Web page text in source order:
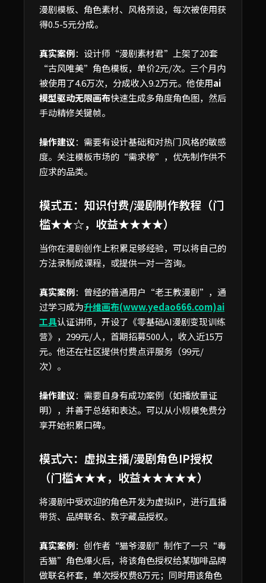
漫剧模板、角色素材、风格预设，每次被使用获
得0.5-5元分成。
真实案例：设计师“漫剧素材君”上架了20套
“古风唯美”角色模板，单价2元/次。三个月内
被使用了4.6万次，分成收入9.2万元。他使用ai
模型驱动无限画布快速生成多角度角色图，然后
手动精修关键帧。
操作建议：需要有设计基础和对热门风格的敏感
度。关注模板市场的“需求榜”，优先制作供不
应求的品类。
模式五：知识付费/漫剧制作教程（门
槛★★☆，收益★★★★）
当你在漫剧创作上积累足够经验，可以将自己的
方法录制成课程，或提供一对一咨询。
真实案例：曾经的普通用户“老王教漫剧”，通
过学习成为升维画布(www.yedao666.com)ai
工具认证讲师，开设了《零基础AI漫剧变现训练
营》，299元/人，首期招募500人，收入近15万
元。他还在社区提供付费点评服务（99元/
次）。
操作建议：需要自身有成功案例（如播放量证
明），并善于总结和表达。可以从小规模免费分
享开始积累口碑。
模式六：虚拟主播/漫剧角色IP授权
（门槛★★★，收益★★★★★）
将漫剧中受欢迎的角色开发为虚拟IP，进行直播
带货、品牌联名、数字藏品授权。
真实案例：创作者“猫爷漫剧”制作了一只“毒
舌猫”角色爆火后，将该角色授权给某咖啡品牌
做联名杯套，单次授权费8万元；同时用该角色